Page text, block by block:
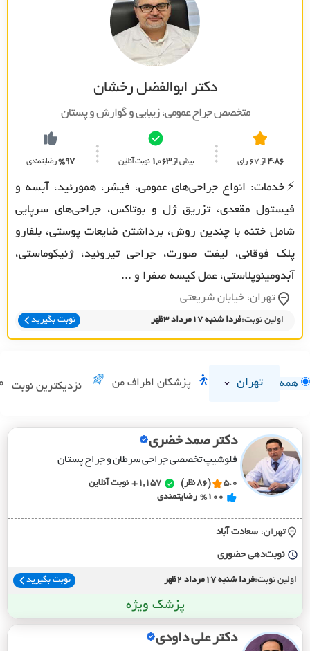
دکتر ابوالفضل رخشان
متخصص جراح عمومي، زيبايي و گوارش و پستان
4.86 از 67 رای بیش از1,063 نوبت آنلاین %97رضایتمندی
⚡خدمات: انواع جراحی‌های عمومی، فیشر، همورئید، آبسه و
فیستول مقعدی، تزریق ژل و بوتاکس، جراحی‌های سرپایی
شامل ختنه با چندین روش، برداشتن ضایعات پوستی، بلفارو
پلک فوقانی، لیفت صورت، جراحی تیروئید، ژنیکوماستی،
آبدومینوپلاستی، عمل کیسه صفرا و ...
تهران، خيابان شريعتي
اولین نوبت:فردا شنبه 17مرداد 3ظهر نوبت بگیرید
همه تهران پزشکان اطراف من نزدیکترین نوبت
دکتر صمد خضری
فلوشیپ تخصصی جراحی سرطان و جراح پستان
5.0 (86 نظر) 1,157+
نوبت آنلاین
%100 رضایتمندی
تهران، سعادت آباد
نوبت‌دهی حضوری
اولین نوبت:فردا شنبه 17مرداد 2ظهر نوبت بگیرید
پزشک ویژه
دکتر علی داودی